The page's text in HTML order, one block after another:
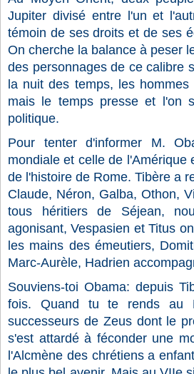
Jupiter divisé entre l'un et
témoin de ses droits et de ses
On cherche la balance à peser
des personnages de ce calibre
la nuit des temps, les
mais le temps presse et l'on
politique.
Pour tenter d'informer M.
mondiale et celle de l'Amérique
de l'histoire de Rome. Tibère a
Claude, Néron, Galba, Othon,
tous héritiers de Séjean,
agonisant, Vespasien et Titus
les mains des émeutiers,
Marc-Aurèle, Hadrien
Souviens-toi Obama: depuis
fois. Quand tu te rends au
successeurs de Zeus dont le
s'est attardé à féconder une
l'Alcmène des chrétiens a